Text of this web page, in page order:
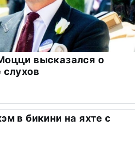
высказался о
в бикини на яхте с